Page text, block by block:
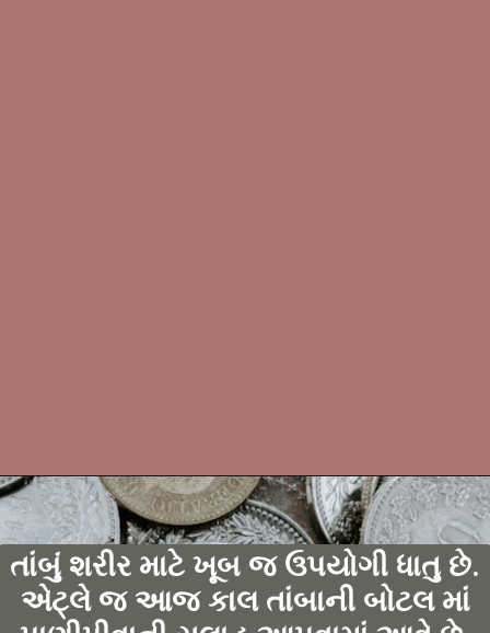
તાંબું શરીર માટે ખૂબ જ ઉપયોગી ધાતુ છે.
એટ્લે જ આજ કાલ તાંબાની બોટલ માં